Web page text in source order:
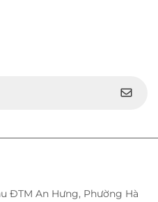
ĐTM An Hưng, Phường Hà